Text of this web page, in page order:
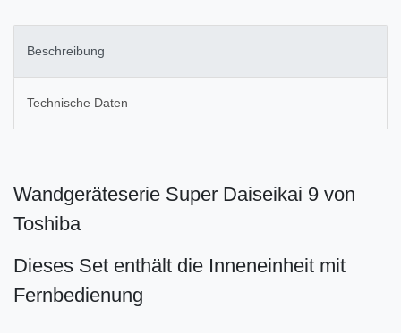
Beschreibung
Technische Daten
Wandgeräteserie Super Daiseikai 9 von
Toshiba
Dieses Set enthält die Inneneinheit mit
Fernbedienung